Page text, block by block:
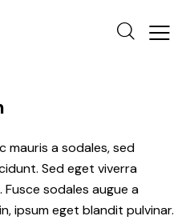
mauris a sodales, sed
Sed eget viverra
sodales augue a
ipsum eget blandit pulvinar.